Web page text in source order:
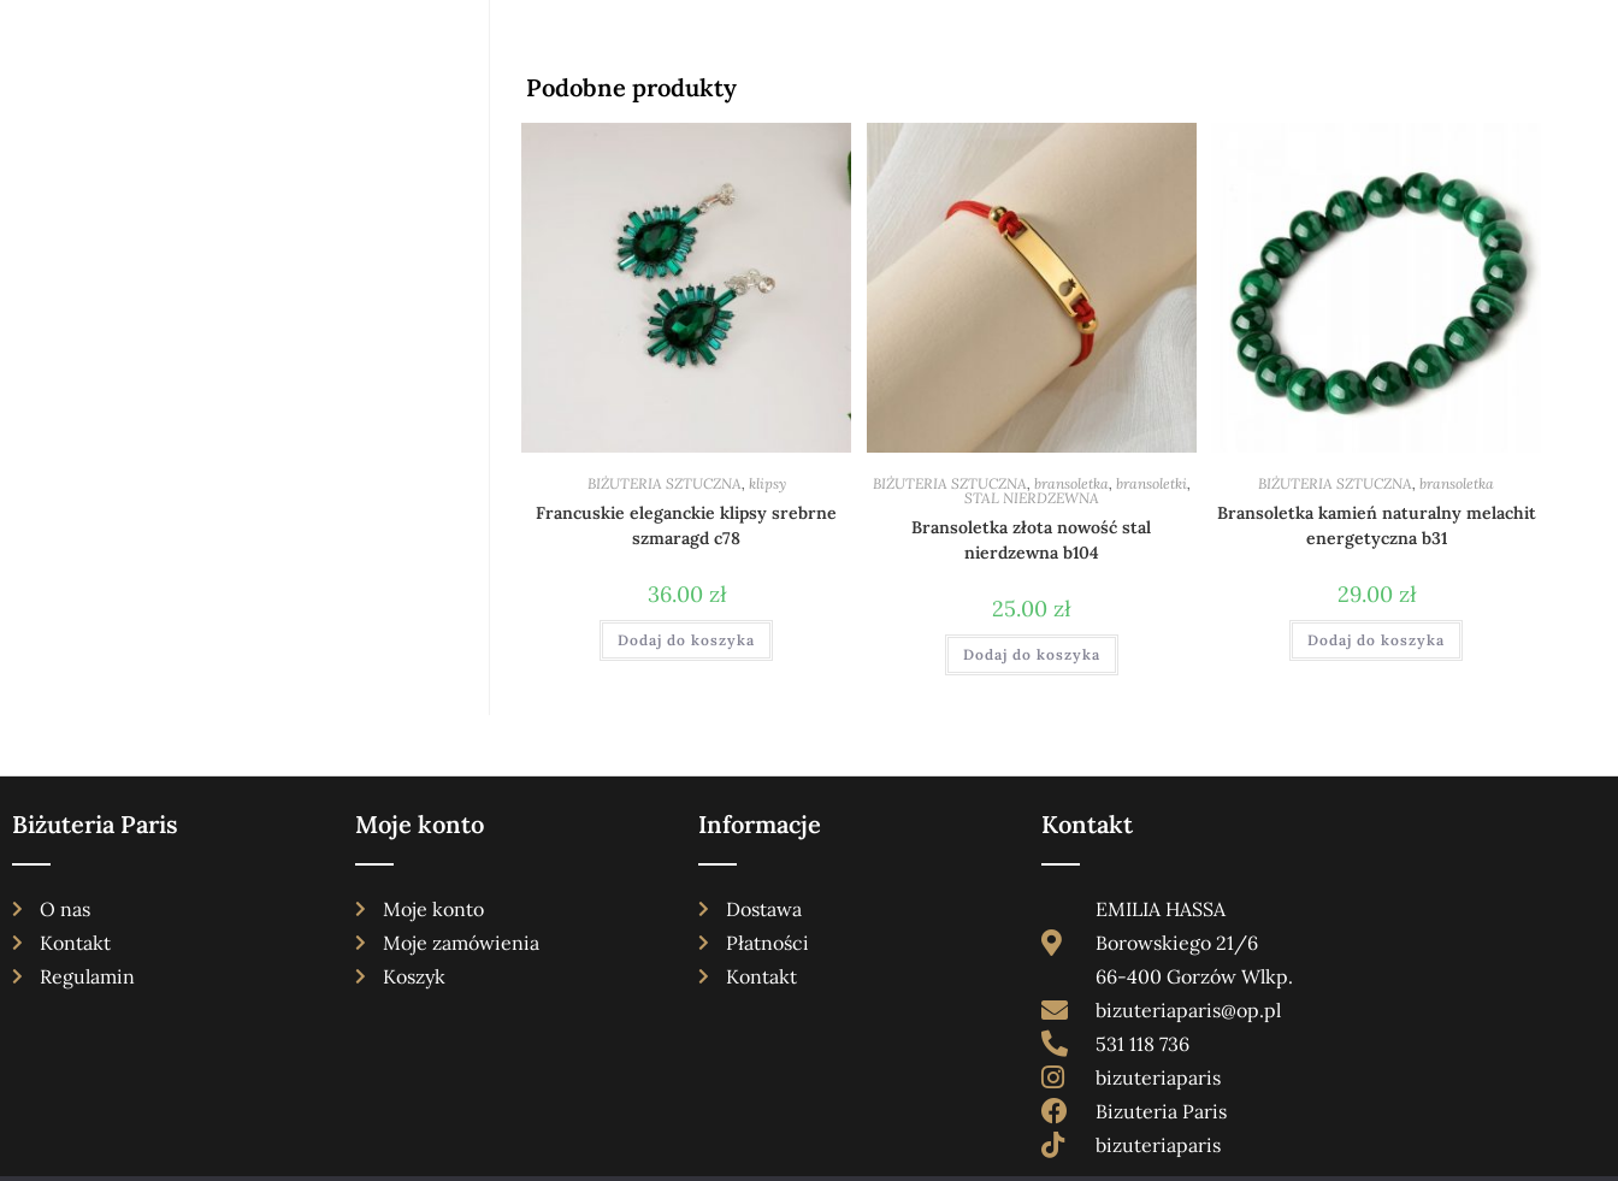
Podobne produkty
BIŻUTERIA SZTUCZNA, klipsy
Francuskie eleganckie klipsy srebrne
szmaragd c78
36.00 zł
Dodaj do koszyka
BIŻUTERIA SZTUCZNA, bransoletka, bransoletki,
STAL NIERDZEWNA
Bransoletka złota nowość stal
nierdzewna b104
25.00zł
Dodaj do koszyka
BIŻUTERIA SZTUCZNA,bransoletka
Bransoletka kamień naturalny melachit
energetyczna b31
29.00 zł
Dodaj do koszyka
Biżuteria Paris
O nas
Kontakt
Regulamin
Moje konto
Moje konto
Moje zamówienia
Koszyk
Informacje
Dostawa
Płatności
Kontakt
Kontakt
EMILIA HASSA
Borowskiego 21/6
66-400 Gorzów Wlkp.
bizuteriaparis@op.pl
531 118 736
bizuteriaparis
Bizuteria Paris
bizuteriaparis